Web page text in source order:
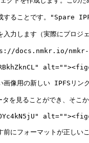
することです。"Spare
力します（実際にプロジ
docs.nmkr.io/
像用の新しい IPFSリンク
を見ることができ、そこ
にフォーマットが正しい